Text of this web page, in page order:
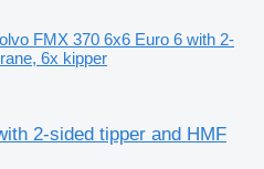
FMX 370 6x6 Euro 6 with 2-
6x kipper
2-sided tipper and HMF